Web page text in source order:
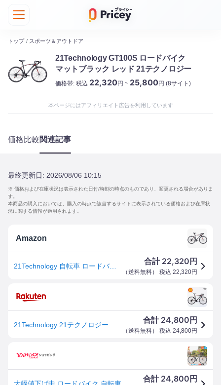
トップ / スポーツ＆アウトドア
21Technology GT100S ロードバイク
マットブラック レッド 21テクノロジー
価格帯: 税込 22,320円 ~ 25,800円 (8サイト)
本ページにはアフィリエイト広告を利用しています
価格比較関連記事
最終更新日: 2026/08/06 10:15
※ 価格および在庫状況は表示された日付/時刻の時点のものであり、変更される場合がありま
す。
本商品の購入においては、購入の時点で該当するサイトに表示されている価格および在庫状
況に関する情報が適用されます。
Amazon
21Technology 自転車 ロードバイク GT100S マットブラック/レッド 700x28cタイヤ シマノ14段変速ギヤ ドロップハンドル 補助ブレーキ付き 前後キャリパーブレーキ
合計 22,320 円
（送料無料） 税込 22,320円
合計 24,800 円
（送料無料） 税込 24,800円
合計 24,800 円